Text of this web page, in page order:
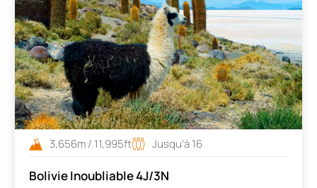
3,656m / 11,995ft Jusqu’à 16
Bolivie Inoubliable 4J/3N